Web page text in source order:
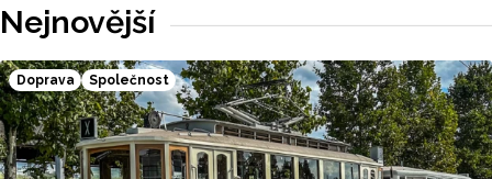
Nejnovější
Doprava Společnost